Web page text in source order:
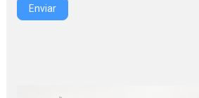
Enviar